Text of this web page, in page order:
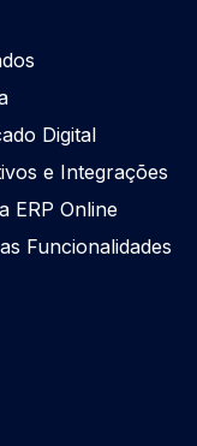
Digital
e Integrações
ERP Online
Funcionalidades